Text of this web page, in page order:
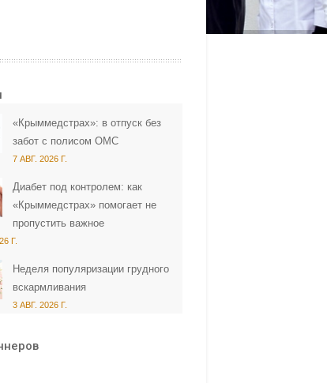
«Крыммедстрах»: в отпуск без
забот с полисом ОМС
7 АВГ. 2026 Г.
Диабет под контролем: как
«Крыммедстрах» помогает не
пропустить важное
Г.
Неделя популяризации грудного
вскармливания
3 АВГ. 2026 Г.